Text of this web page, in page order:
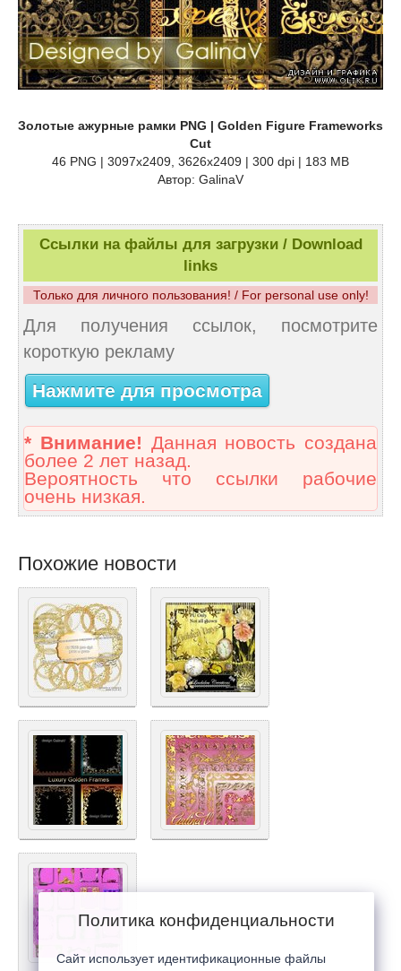
Золотые ажурные рамки PNG | Golden Figure Frameworks
Cut
46 PNG | 3097x2409, 3626x2409 | 300 dpi | 183 MB
Автор: GalinaV
Ссылки на файлы для загрузки / Download
links
Только для личного пользования! / For personal use only!
Для получения ссылок, посмотрите
короткую рекламу
Нажмите для просмотра
* Внимание! Данная новость создана
более 2 лет назад.
Вероятность что ссылки рабочие
очень низкая.
Похожие новости
Политика конфиденциальности
Сайт использует идентификационные файлы